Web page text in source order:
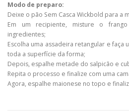
Modo de preparo:
Deixe o pão Sem Casca Wickbold para a
Em um recipiente, misture o
ingredientes;
Escolha uma assadeira retangular e faça
toda a superfície da forma;
Depois, espalhe metade do salpicão e
Repita o processo e finalize com uma
Agora, espalhe maionese no topo e